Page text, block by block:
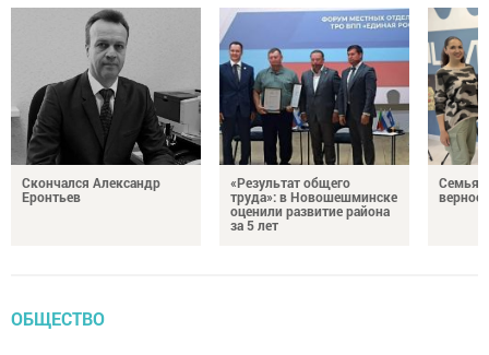
Скончался Александр
Еронтьев
«Результат общего
труда»: в Новошешминске
оценили развитие района
за 5 лет
Семья
ОБЩЕСТВО